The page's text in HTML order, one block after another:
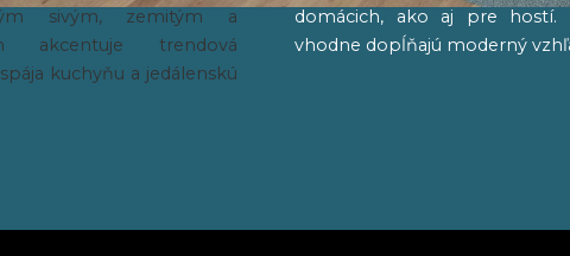
sivým, zemitým a
akcentuje trendová
kuchyňu a jedálenskú
domácich, ako aj pre hostí.
vhodne dopĺňajú moderný